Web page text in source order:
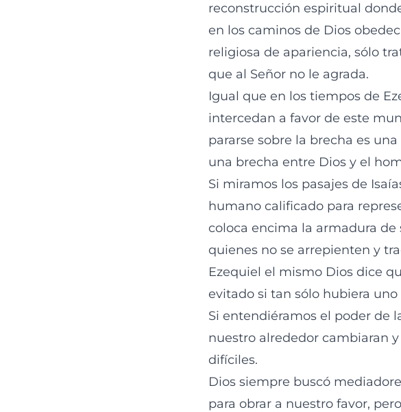
reconstrucción espiritual
en los caminos de Dios
religiosa de apariencia, sólo
que al Señor no le agrada.
Igual que en los tiempos de
intercedan a favor de este
pararse sobre la brecha es
una brecha entre Dios y el
Si miramos los pasajes de
humano calificado para
coloca encima la armadura de
quienes no se arrepienten y
Ezequiel el mismo Dios dice
evitado si tan sólo hubiera
Si entendiéramos el poder de
nuestro alrededor cambiaran
difíciles.
Dios siempre buscó
para obrar a nuestro favor,